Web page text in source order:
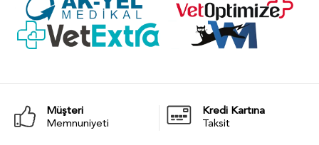
Müşteri
Memnuniyeti
Kredi Kartına
Taksit